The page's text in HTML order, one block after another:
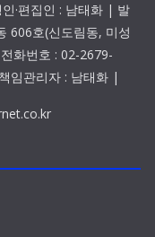
·편집인 : 남태화 | 발
606호(신도림동, 미성
화번호 : 02-2679-
임관리자 : 남태화 |